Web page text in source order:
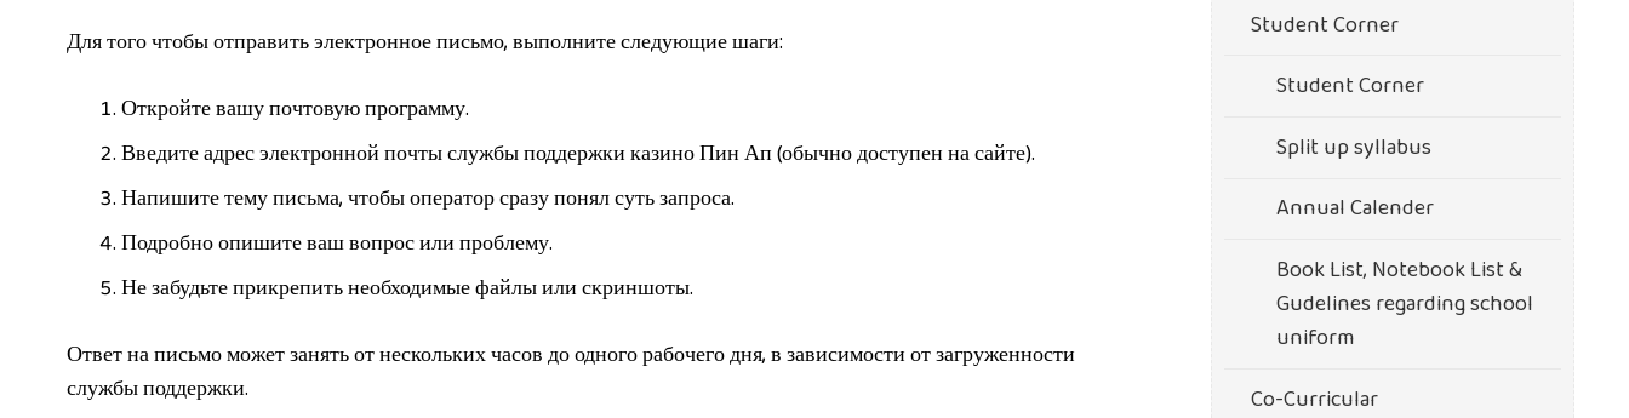
Для того чтобы отправить электронное письмо, выполните следующие шаги:
Откройте вашу почтовую программу.
Введите адрес электронной почты службы поддержки казино Пин Ап (обычно доступен на сайте).
Напишите тему письма, чтобы оператор сразу понял суть запроса.
Подробно опишите ваш вопрос или проблему.
Не забудьте прикрепить необходимые файлы или скриншоты.
Ответ на письмо может занять от нескольких часов до одного рабочего дня, в зависимости от загруженности
службы поддержки.
Student Corner
Student Corner
Split up syllabus
Annual Calender
Book List, Notebook List &
Gudelines regarding school
uniform
Co-Curricular